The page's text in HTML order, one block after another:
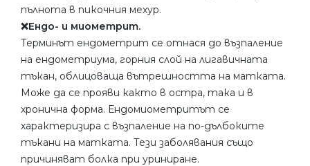
пълнота в пикочния мехур.
❌Ендо- и миометрит.
Терминът ендометрит се отнася до възпаление
на ендометриума, горния слой на лигавичната
тъкан, облицоваща вътрешността на матката.
Може да се прояви както в остра, така и в
хронична форма. Ендомиометритът се
характеризира с възпаление на по-дълбоките
тъкани на матката. Тези заболявания също
причиняват болка при уриниране.